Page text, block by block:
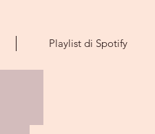
Playlist di Spotify